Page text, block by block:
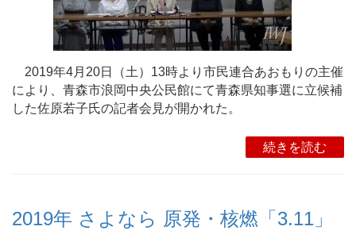
2019年4月20日（土）13時より市民連合あおもりの主催
により、青森市浪岡中央公民館にて青森県知事選に立候補
した佐原若子氏の記者会見が開かれた。
続きを読む
2019年 さよなら 原発・核燃「3.11」